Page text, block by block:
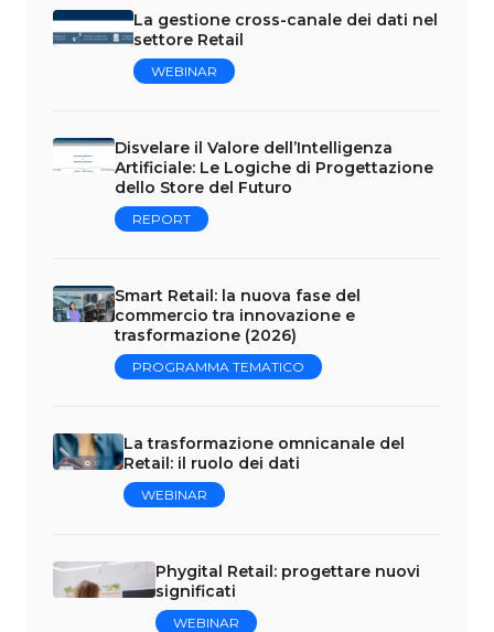
La gestione cross-canale dei dati nel
settore Retail
WEBINAR
Disvelare il Valore dell’Intelligenza
Artificiale: Le Logiche di Progettazione
dello Store del Futuro
REPORT
Smart Retail: la nuova fase del
commercio tra innovazione e
trasformazione (2026)
PROGRAMMA TEMATICO
La trasformazione omnicanale del
Retail: il ruolo dei dati
WEBINAR
Phygital Retail: progettare nuovi
significati
WEBINAR